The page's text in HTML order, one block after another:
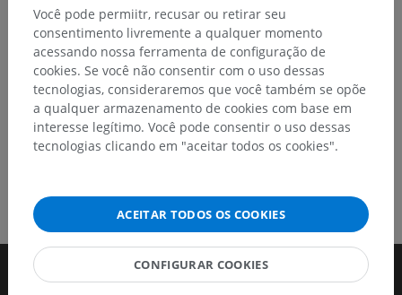
BAIXE O APLICATIVO
Você pode permiitr, recusar ou retirar seu
consentimento livremente a qualquer momento
acessando nossa ferramenta de configuração de
cookies. Se você não consentir com o uso dessas
tecnologias, consideraremos que você também se opõe
a qualquer armazenamento de cookies com base em
interesse legítimo. Você pode consentir o uso dessas
tecnologias clicando em "aceitar todos os cookies".
ACEITAR TODOS OS COOKIES
CONFIGURAR COOKIES